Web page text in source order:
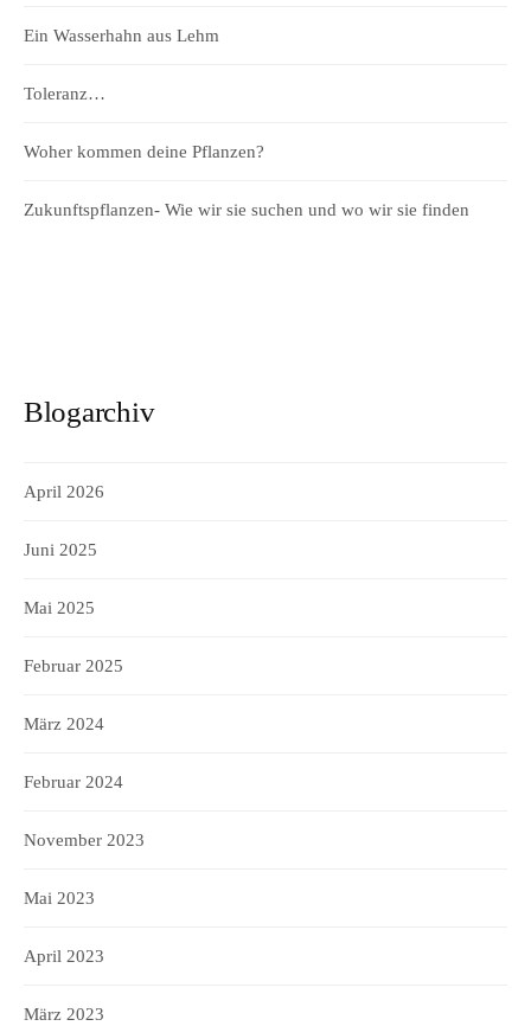
Ein Wasserhahn aus Lehm
Toleranz…
Woher kommen deine Pflanzen?
Zukunftspflanzen- Wie wir sie suchen und wo wir sie finden
Blogarchiv
April 2026
Juni 2025
Mai 2025
Februar 2025
März 2024
Februar 2024
November 2023
Mai 2023
April 2023
März 2023